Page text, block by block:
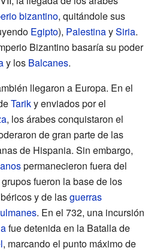
bizantino, quitándole sus
Egipto), PalestinaySiria.
Bizantino basaría su poder
y los Balcanes.
llegaron a Europa. En el
Tariky enviados por el
, los árabes conquistaron el
de gran parte de las
de Hispania. Sin embargo,
permanecieron fuera del
fueron la base de los
y de lasguerras
. En el 732, una incursión
fue detenida en la Batalla de
, marcando el punto máximo de